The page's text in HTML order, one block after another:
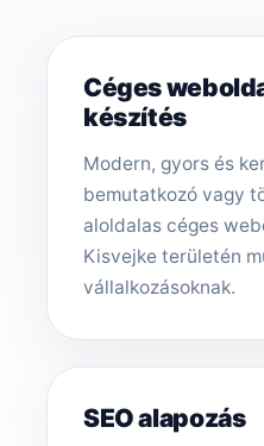
Céges
készítés
Modern, gyors és
bemutatkozó vagy
aloldalas céges
Kisvejke területén
vállalkozásoknak.
SEO alapozás